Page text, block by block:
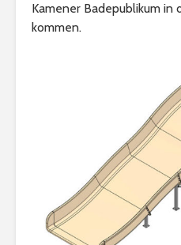
Kamener Badepublikum in
kommen.